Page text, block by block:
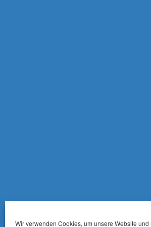
Wir verwenden Cookies, um unsere Website